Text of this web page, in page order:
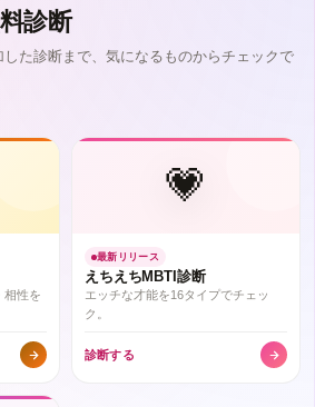
診断
た診断まで、気になるものからチェックで
相性を
💗
最新リリース
えちえちMBTI診断
エッチな才能を16タイプでチェッ
ク。
診断する